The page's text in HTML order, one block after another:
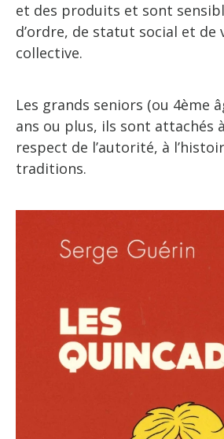
et des produits et sont
d’ordre, de statut social et de
collective.
Les grands seniors (ou 4ème
ans ou plus, ils sont attachés
respect de l’autorité, à
traditions.